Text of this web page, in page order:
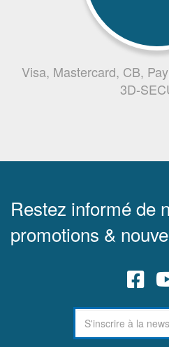
Visa, Mastercard, CB,
3D-
Restez informé de
promotions &